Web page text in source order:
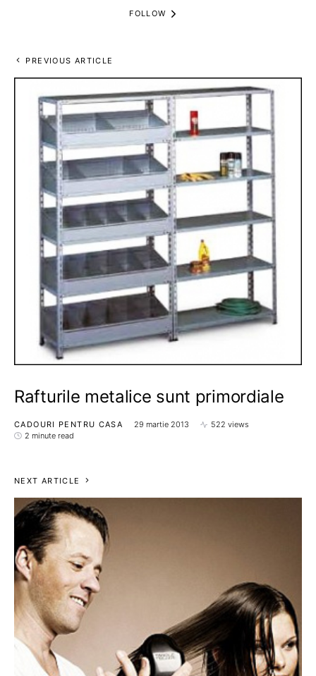
FOLLOW
PREVIOUS ARTICLE
Rafturile metalice sunt primordiale
CADOURI PENTRU CASA 29 martie 2013
522 views
2 minute read
NEXT ARTICLE